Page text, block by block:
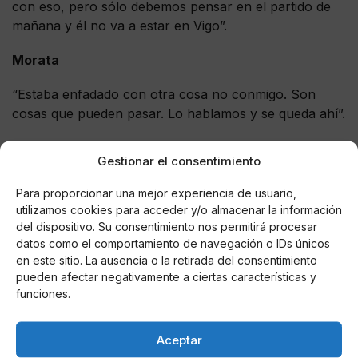
Gestionar el consentimiento
Para proporcionar una mejor experiencia de usuario,
utilizamos cookies para acceder y/o almacenar la información
del dispositivo. Su consentimiento nos permitirá procesar
datos como el comportamiento de navegación o IDs únicos
en este sitio. La ausencia o la retirada del consentimiento
pueden afectar negativamente a ciertas características y
funciones.
Aceptar
con eso, pero sólo debemos pensar en el partido de
mañana y él no va a estar en Vigo”.
Morata
“Estaba enfadado con otra cosa no conmigo. Son
cosas que pueden pasar. Lo hablamos y se queda ahí”.
contentos con los tres. No sé lo que pasará el
próximo año. Se llevan muy bien todos. Rubén ha
jugado menos, pero ha estado espectacular”.
James
ha entrenado porque ha tenido un golpe fuerte. Sólo
pensamos en las tres finales que nos quedan”.